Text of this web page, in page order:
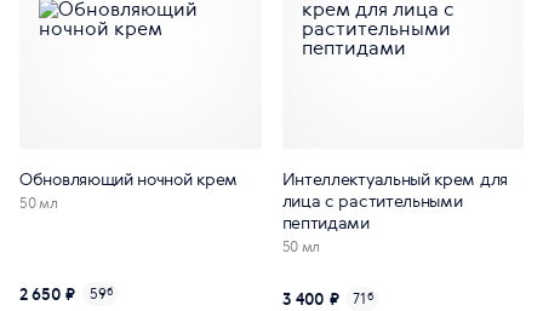
Обновляющий ночной крем
50 мл
2 650 ₽ 59б
Интеллектуальный крем для
лица с растительными
пептидами
50 мл
3 400 ₽ 71б